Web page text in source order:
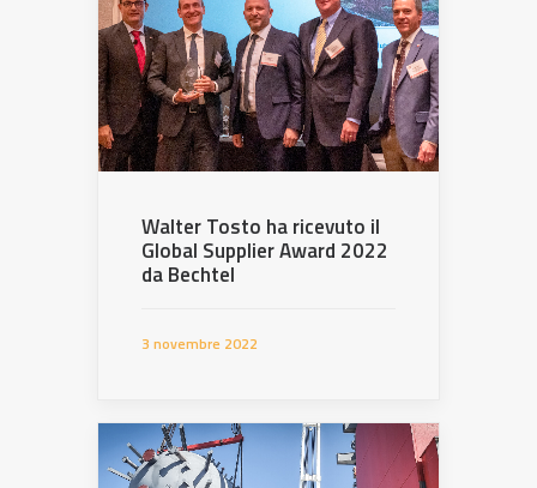
Walter Tosto ha ricevuto il
Global Supplier Award 2022
da Bechtel
3 novembre 2022